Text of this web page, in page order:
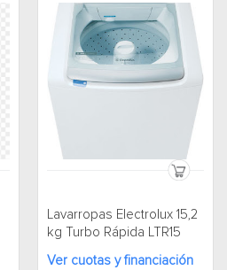
Lavarropas Electrolux 15,2
kg Turbo Rápida LTR15
Ver cuotas y financiación